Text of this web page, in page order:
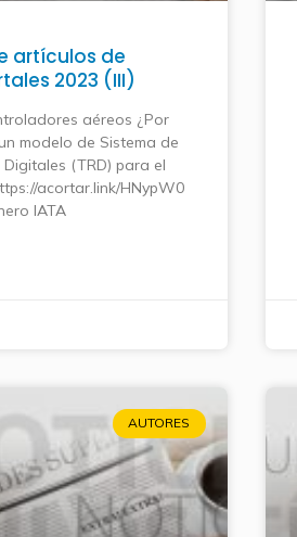
artículos de
2023 (III)
aéreos ¿Por
modelo de Sistema de
(TRD) para el
acortar.link/HNypW0
IATA
AUTORES